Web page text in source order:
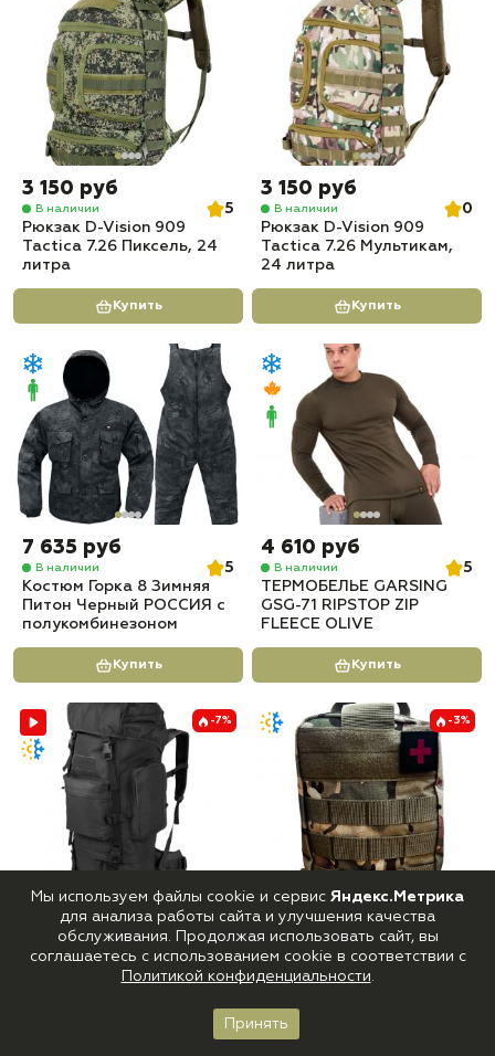
3 150 руб
В наличии
5
Рюкзак D-Vision 909
Tactica 7.26 Пиксель, 24
литра
Купить
3 150 руб
В наличии
0
Рюкзак D-Vision 909
Tactica 7.26 Мультикам,
24 литра
Купить
7 635 руб
В наличии
5
Костюм Горка 8 Зимняя
Питон Черный РОССИЯ с
полукомбинезоном
Купить
4 610 руб
В наличии
5
ТЕРМОБЕЛЬЕ GARSING
GSG-71 RIPSTOP ZIP
FLEECE OLIVE
Купить
-7%
3 715 руб3 990 руб
В наличии
Тактический рюкзак на
70 литров Grizzly, Tactica
7,62 Черный
-3%
611 руб 630 руб
В наличии
Тактическая сумка
Аптечка Мультикам 4,5
литра
Корзина
Мы используем файлы cookie и сервис Яндекс.Метрика
для анализа работы сайта и улучшения качества
обслуживания. Продолжая использовать сайт, вы
соглашаетесь с использованием cookie в соответствии с
Политикой конфиденциальности.
Принять